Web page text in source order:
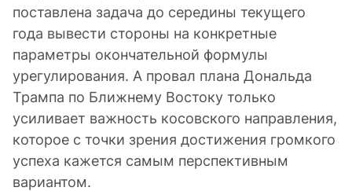
поставлена задача до середины текущего
года вывести стороны на конкретные
параметры окончательной формулы
урегулирования. А провал плана Дональда
Трампа по Ближнему Востоку только
усиливает важность косовского направления,
которое с точки зрения достижения громкого
успеха кажется самым перспективным
вариантом.